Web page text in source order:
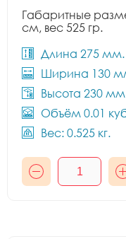
Габаритные
см, вес 525 гр.
Длина 275 мм.
Ширина 130
Высота 230
Объём 0.01
Вес: 0.525 кг.